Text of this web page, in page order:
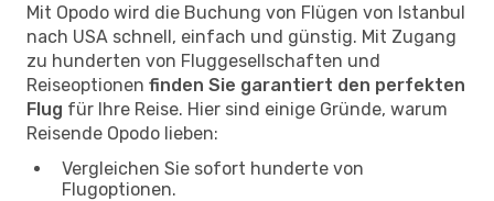
Mit Opodo wird die Buchung von Flügen von Istanbul
nach USA schnell, einfach und günstig. Mit Zugang
zu hunderten von Fluggesellschaften und
Reiseoptionen finden Sie garantiert den perfekten
Flug für Ihre Reise. Hier sind einige Gründe, warum
Reisende Opodo lieben:
Vergleichen Sie sofort hunderte von
Flugoptionen.